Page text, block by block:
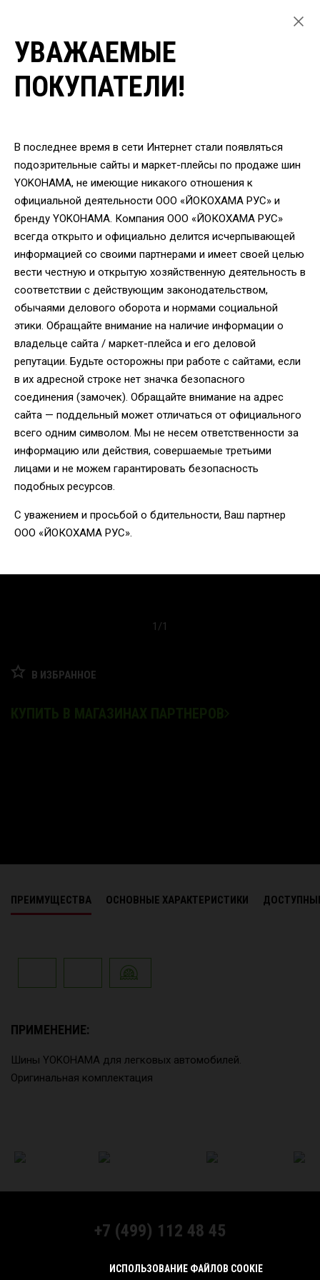
ЛЕТНИЕ ШИНЫ YOKOHAMA ДЛЯ ЛЕГКОВЫХ АВТОМОБИЛЕЙ
ВЕРНУТЬСЯ
Шины YOKOHAMA dB
E70JC
1 /1
В ИЗБРАННОЕ
КУПИТЬ В МАГАЗИНАХ ПАРТНЕРОВ
ПРЕИМУЩЕСТВА ОСНОВНЫЕ ХАРАКТЕРИСТИКИ
ПРИМЕНЕНИЕ:
Шины YOKOHAMA для легковых автомобилей.
Оригинальная комплектация
+7 (499) 112 48 45
МЫ В СОЦСЕТЯХ:
УВАЖАЕМЫЕ
ПОКУПАТЕЛИ!
В последнее время в сети Интернет стали появляться
подозрительные сайты и маркет-плейсы по продаже шин
YOKOHAMA, не имеющие никакого отношения к
официальной деятельности ООО «ЙОКОХАМА РУС» и
бренду YOKOHAMA. Компания ООО «ЙОКОХАМА РУС»
всегда открыто и официально делится исчерпывающей
информацией со своими партнерами и имеет своей целью
вести честную и открытую хозяйственную деятельность в
соответствии с действующим законодательством,
обычаями делового оборота и нормами социальной
этики. Обращайте внимание на наличие информации о
владельце сайта / маркет-плейса и его деловой
репутации. Будьте осторожны при работе с сайтами, если
в их адресной строке нет значка безопасного
соединения (замочек). Обращайте внимание на адрес
сайта — поддельный может отличаться от официального
всего одним символом. Мы не несем ответственности за
информацию или действия, совершаемые третьими
лицами и не можем гарантировать безопасность
подобных ресурсов.
С уважением и просьбой о бдительности, Ваш партнер
ООО «ЙОКОХАМА РУС».
ИСПОЛЬЗОВАНИЕ ФАЙЛОВ COOKIE